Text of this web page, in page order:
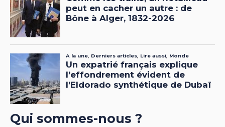
Qui sommes-nous ?